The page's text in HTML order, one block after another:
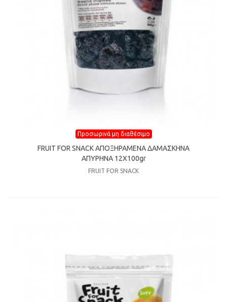
Προσωρινά μη διαθέσιμο
FRUIT FOR SNACK ΑΠΟΞΗΡΑΜΕΝΑ ΔΑΜΑΣΚΗΝΑ
ΑΠΥΡΗΝΑ 12Χ100gr
FRUIT FOR SNACK